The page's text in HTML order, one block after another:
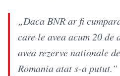
„Daca BNR ar fi
care le avea acum 20 de
avea rezerve nationale
Romania atat s-a putut.”